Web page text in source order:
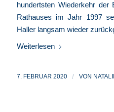
hundertsten Wiederkehr der
Rathauses im Jahr 1997
Haller langsam wieder
Weiterlesen
7. FEBRUAR 2020 / VON